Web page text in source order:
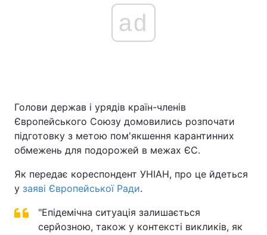
ad
Голови держав і урядів країн-членів
Європейського Союзу домовились розпочати
підготовку з метою пом'якшення карантинних
обмежень для подорожей в межах ЄС.
Як передає кореспондент УНІАН, про це йдеться
у заяві Європейської Ради.
"Епідемічна ситуація залишається
серйозною, також у контексті викликів, як